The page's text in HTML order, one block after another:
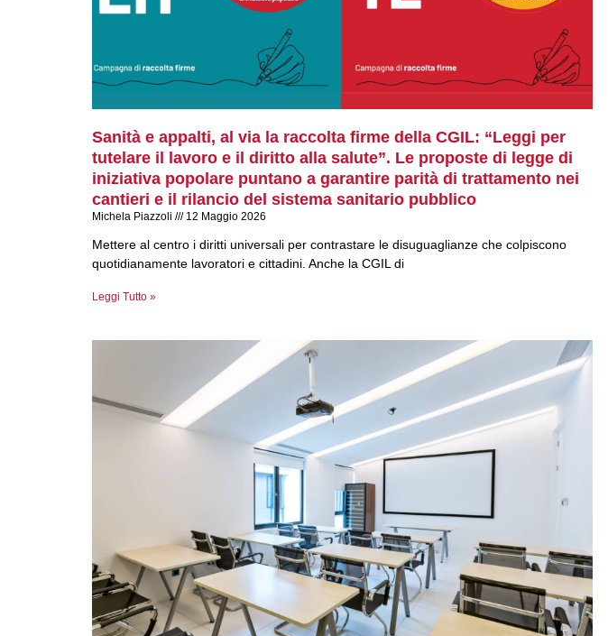
Sanità e appalti, al via la raccolta firme della CGIL: “Leggi per
tutelare il lavoro e il diritto alla salute”. Le proposte di legge di
iniziativa popolare puntano a garantire parità di trattamento nei
cantieri e il rilancio del sistema sanitario pubblico
Michela Piazzoli 12 Maggio 2026
Mettere al centro i diritti universali per contrastare le disuguaglianze che colpiscono
quotidianamente lavoratori e cittadini. Anche la CGIL di
Leggi Tutto »